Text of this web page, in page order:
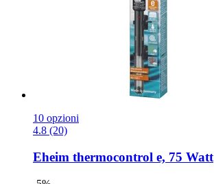
10 opzioni
4.8 (20)
Eheim thermocontrol e, 75 Watt